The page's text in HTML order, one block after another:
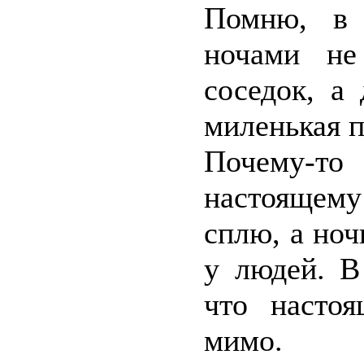
Помню, в
ночами
соседок, а
миленькая
Почему-
сплю, а
у людей. В
что
мимо.